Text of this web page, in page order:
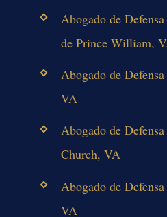
Abogado de
de Prince William,
Abogado de
VA
Abogado de
Church, VA
Abogado de
VA